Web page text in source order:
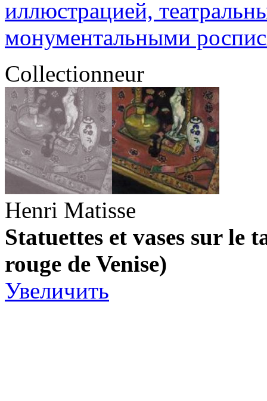
иллюстрацией,
монументальными
Collectionneur
Henri Matisse
Statuettes et vases sur le
rouge de Venise)
Увеличить